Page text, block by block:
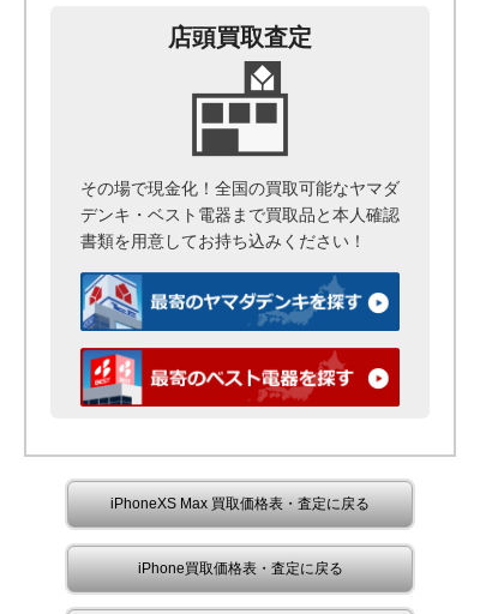
店頭買取査定
その場で現金化！全国の買取可能なヤマダ
デンキ・ベスト電器まで買取品と本人確認
書類を用意してお持ち込みください！
iPhoneXS Max 買取価格表・査定に戻る
iPhone買取価格表・査定に戻る